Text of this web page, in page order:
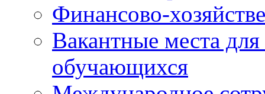
Финансово-
Вакантные места
обучающихся